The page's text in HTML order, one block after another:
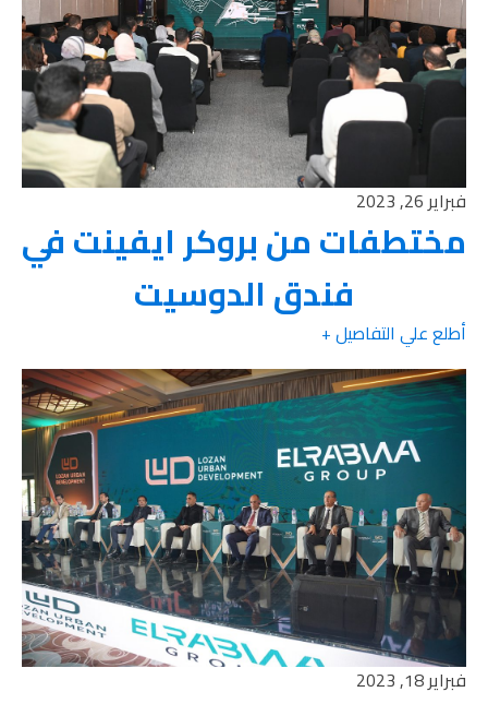
فبراير 26, 2023
مختطفات من بروكر ايفينت في
فندق الدوسيت
أطلع علي التفاصيل +
فبراير 18, 2023